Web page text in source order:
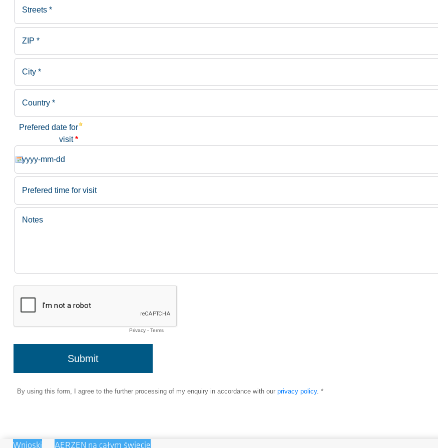
Wnioski AERZEN na całym świecie